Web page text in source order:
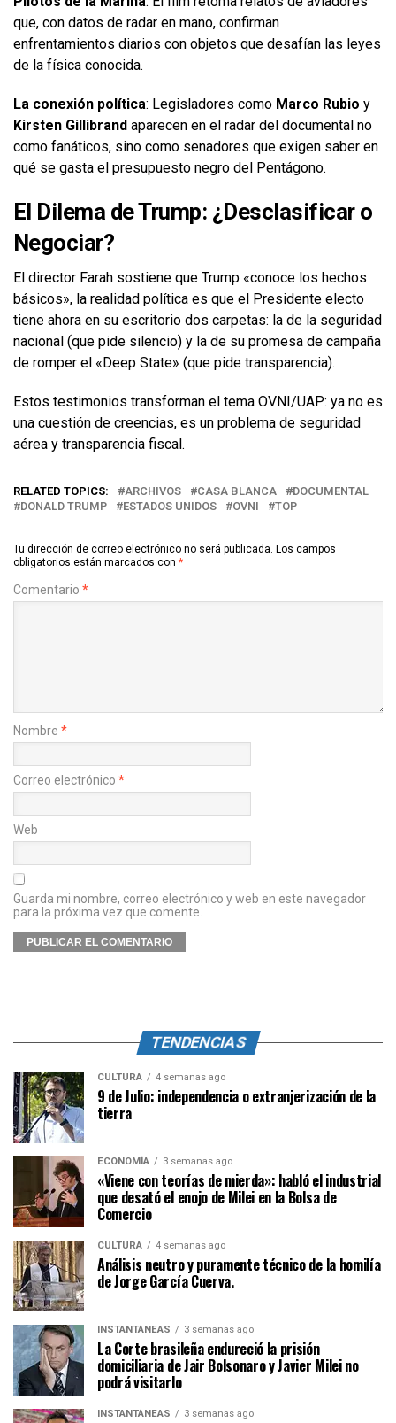
que, con datos de radar en mano, confirman
enfrentamientos diarios con objetos que desafían las leyes
de la física conocida.
La conexión política: Legisladores como Marco Rubio y
Kirsten Gillibrand aparecen en el radar del documental no
como fanáticos, sino como senadores que exigen saber en
qué se gasta el presupuesto negro del Pentágono.
El Dilema de Trump: ¿Desclasificar o
Negociar?
El director Farah sostiene que Trump «conoce los hechos
básicos», la realidad política es que el Presidente electo
tiene ahora en su escritorio dos carpetas: la de la seguridad
nacional (que pide silencio) y la de su promesa de campaña
de romper el «Deep State» (que pide transparencia).
Estos testimonios transforman el tema OVNI/UAP: ya no es
una cuestión de creencias, es un problema de seguridad
aérea y transparencia fiscal.
RELATED TOPICS: ARCHIVOS CASA BLANCA
DOCUMENTAL
DONALD TRUMP
ESTADOS UNIDOS OVNI TOP
Tu dirección de correo electrónico no será publicada. Los campos
obligatorios están marcados con *
Comentario *
Nombre *
Correo electrónico *
Web
Guarda mi nombre, correo electrónico y web en este navegador
para la próxima vez que comente.
TENDENCIAS
CULTURA 4 semanas ago
9 de Julio: independencia o extranjerización de la
tierra
ECONOMÍA 3 semanas ago
«Viene con teorías de mierda»: habló el industrial
que desató el enojo de Milei en la Bolsa de
Comercio
CULTURA 4 semanas ago
Análisis neutro y puramente técnico de la homilía
de Jorge García Cuerva.
INSTANTÁNEAS 3 semanas ago
La Corte brasileña endureció la prisión
domiciliaria de Jair Bolsonaro y Javier Milei no
podrá visitarlo
INSTANTÁNEAS 3 semanas ago